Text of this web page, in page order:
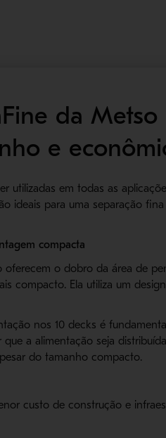
da
e
utilizadas em todas as
ideais para uma separação
compacta
oferecem o dobro da área de
compacto. Ela utiliza um
nos 10 decks é
a alimentação seja
do tamanho compacto.
custo de construção e